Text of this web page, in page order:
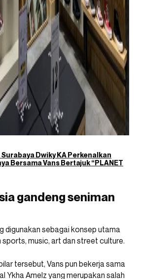
Dwiky KA Perkenalkan
Bersama Vans Bertajuk “PLANET
gandeng seniman
digunakan sebagai konsep utama
sports, music, art dan street culture.
tersebut, Vans pun bekerja sama
Ykha Amelz yang merupakan salah